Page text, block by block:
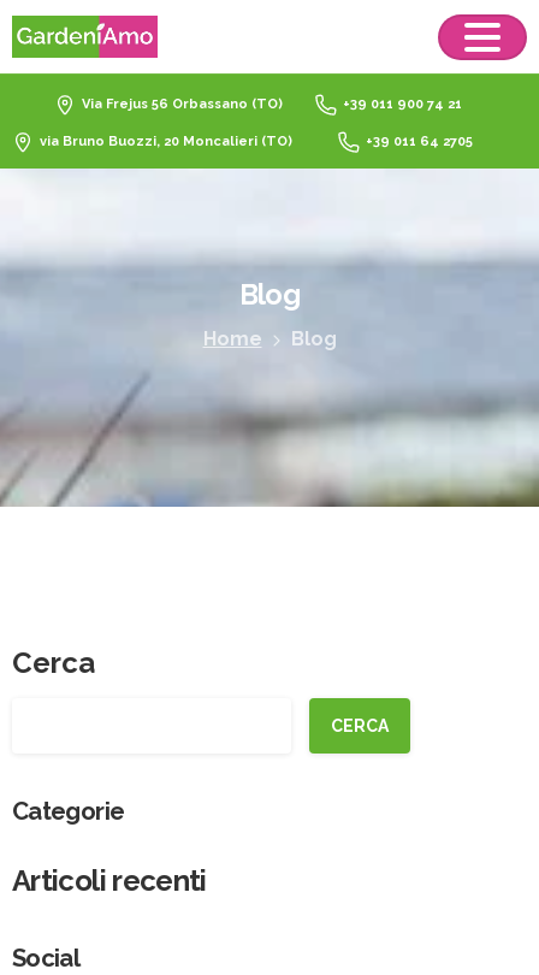
Via Frejus 56 Orbassano (TO) +39 011 900 74 21
via Bruno Buozzi, 20 Moncalieri (TO) +39 011 64 2705
Blog
Home Blog
Cerca
CERCA
Categorie
Articoli recenti
Social